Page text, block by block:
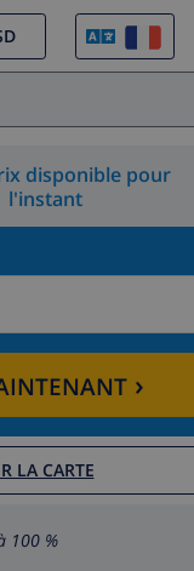
disponible pour
l'instant
›
LA CARTE
100 %